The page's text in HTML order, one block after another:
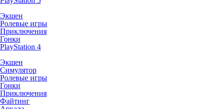
Экшен
Ролевые игры
Приключения
Гонки
PlayStation 4
Экшен
Симулятор
Ролевые игры
Гонки
Приключения
Файтинг